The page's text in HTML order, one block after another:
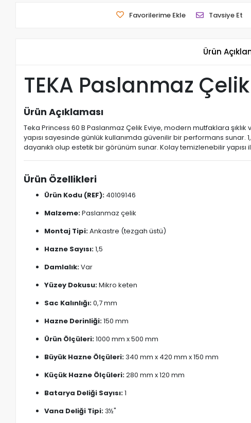
Favorilerime Ekle Tavsiye Et
Ürün
TEKA Paslanmaz
Ürün Açıklaması
Teka Princess 60 B Paslanmaz Çelik Eviye, modern mutfaklara
yapısı sayesinde günlük kullanımda güvenilir bir performans sunar.
dayanıklı olup estetik bir görünüm sunar. Kolay temizlenebilir yapısı
Ürün Özellikleri
Ürün Kodu (REF): 40109146
Malzeme:Paslanmaz çelik
Montaj Tipi:Ankastre (tezgah üstü)
Hazne Sayısı:1,5
Damlalık:Var
Yüzey Dokusu:Mikro keten
Sac Kalınlığı:0,7 mm
Hazne Derinliği:150 mm
Ürün Ölçüleri:1000 mm x 500 mm
Büyük Hazne Ölçüleri:340 mm x 420 mm x 150 mm
Küçük Hazne Ölçüleri:280 mm x 120 mm
Batarya Deliği Sayısı:1
Vana Deliği Tipi:3½"